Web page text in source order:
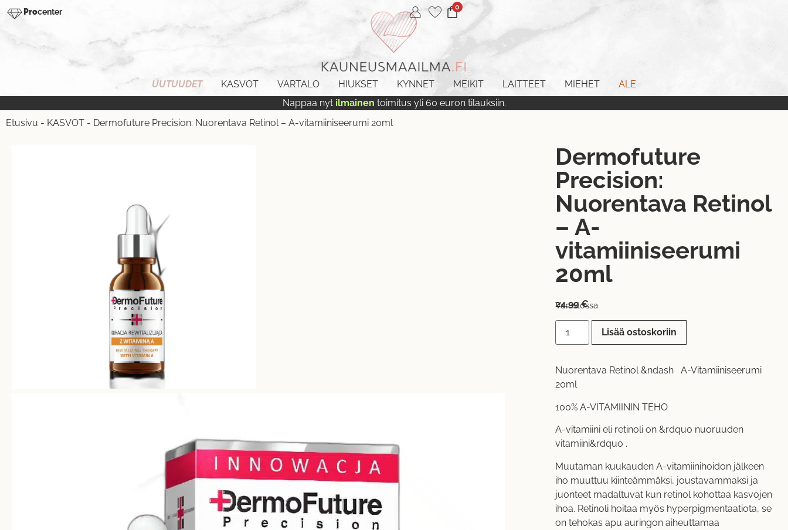
Procenter 0
UUTUUDET KASVOT VARTALO HIUKSET KYNNET MEIKIT LAITTEET MIEHET
ALE
Nappaa nyt ilmainen toimitus yli 60 euron tilauksiin.
Etusivu - KASVOT - Dermofuture Precision: Nuorentava Retinol – A-vitamiiniseerumi 20ml
Dermofuture
Precision:
Nuorentava Retinol
– A-
vitamiiniseerumi
20ml
24,99€
Varastossa
Lisää ostoskoriin
Nuorentava Retinol &ndash A-Vitamiiniseerumi
20ml
100% A-VITAMIININ TEHO
A-vitamiini eli retinoli on &rdquo nuoruuden
vitamiini&rdquo .
Muutaman kuukauden A-vitamiinihoidon jälkeen
iho muuttuu kiinteämmäksi, joustavammaksi ja
juonteet madaltuvat kun retinol kohottaa kasvojen
ihoa. Retinoli hoitaa myös hyperpigmentaatiota, se
on tehokas apu auringon aiheuttamaa